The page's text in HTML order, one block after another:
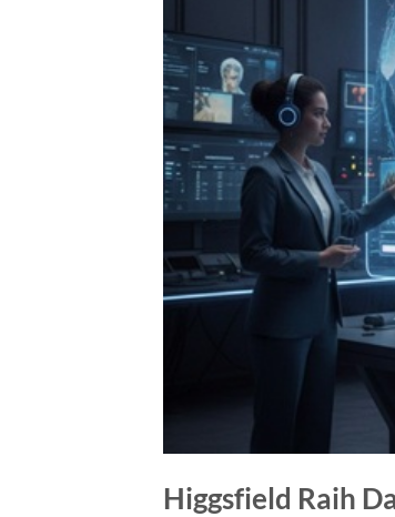
Higgsfield Raih